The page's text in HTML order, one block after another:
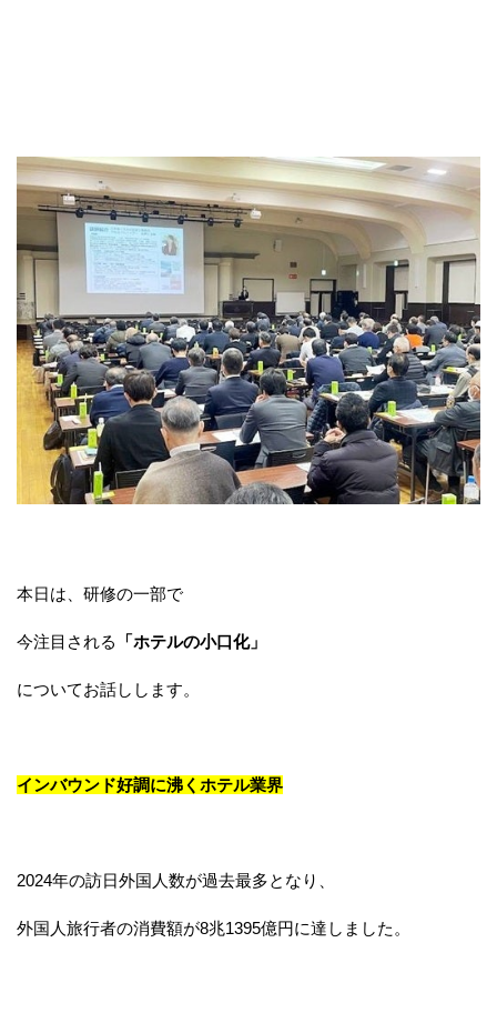
本日は、研修の一部で
今注目される 「ホテルの小口化」
についてお話しします。
インバウンド好調に沸くホテル業界
2024年の訪日外国人数が過去最多となり、
外国人旅行者の消費額が8兆1395億円に達しました。